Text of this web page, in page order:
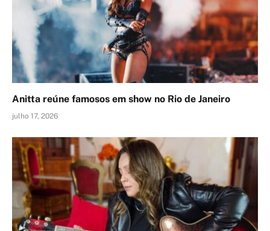
Anitta reúne famosos em show no Rio de Janeiro
julho 17, 2026